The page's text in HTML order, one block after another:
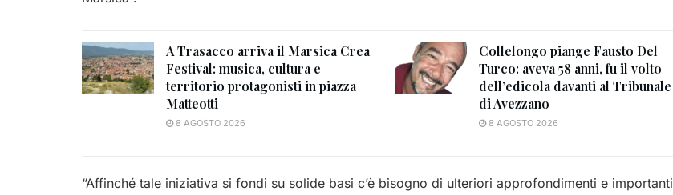
A Trasacco arriva il Marsica Crea
Festival: musica, cultura e
territorio protagonisti in piazza
Matteotti
8 AGOSTO 2026
Collelongo piange Fausto Del
Turco: aveva 58 anni, fu il volto
dell’edicola davanti al Tribunale
di Avezzano
8 AGOSTO 2026
“Affinché tale iniziativa si fondi su solide basi c’è bisogno di ulteriori approfondimenti e importanti